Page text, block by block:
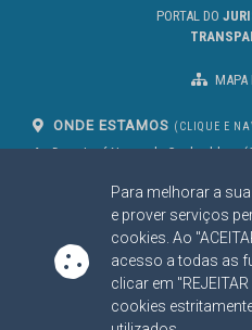
Para melhorar a
e prover serviços
cookies. Ao
acesso a todas as
clicar em
cookies
PORTAL DO
MAPA
ONDE ESTAMOS (CLIQUE E
Av. Des. José Nunes da Cunha, bloco
Campo Grande/MS
CEP: 79031-310
SIGA NOSSAS REDES